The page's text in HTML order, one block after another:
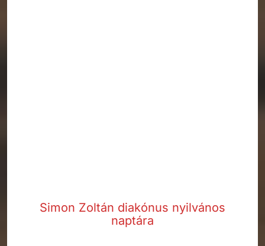
Simon Zoltán diakónus nyilvános
naptára